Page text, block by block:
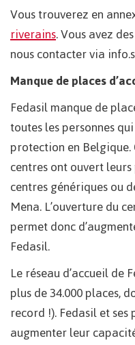
Vous trouverez en
riverains. Vous avez
nous contacter via
Manque de places
Fedasil manque de
toutes les personnes
protection en Belgique.
centres ont ouvert
centres génériques ou
Mena. L’ouverture du
permet donc
Fedasil.
Le réseau d’accueil
plus de 34.000 places,
record !). Fedasil et
augmenter leur